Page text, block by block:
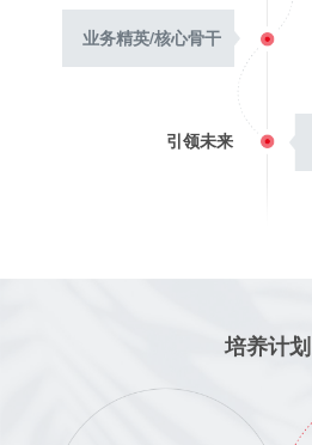
业务精英/核心骨干
引领未来
培养计划